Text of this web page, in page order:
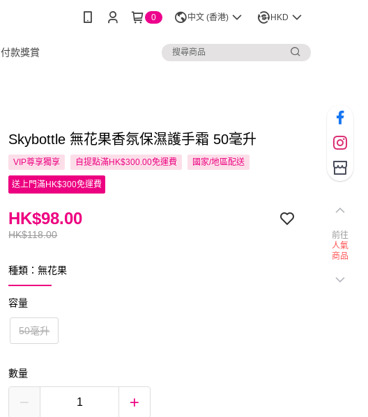
0 中文 (香港) HKD
付款獎賞
Skybottle 無花果香氛保濕護手霜 50毫升
VIP尊享獨享 自提點滿HK$300.00免運費 國家/地區配送
送上門滿HK$300免運費
HK$118.00
HK$98.00
種類：無花果
容量
50毫升
數量
前往
人氣
商品